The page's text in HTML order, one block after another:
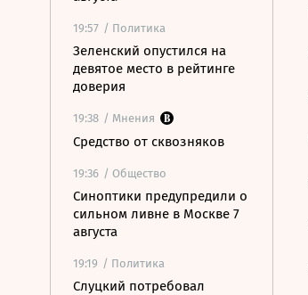
19:57 / Политика
Зеленский опустился на
девятое место в рейтинге
доверия
19:38 / Мнения
Средство от сквозняков
19:36 / Общество
Синоптики предупредили о
сильном ливне в Москве 7
августа
19:19 / Политика
Слуцкий потребовал